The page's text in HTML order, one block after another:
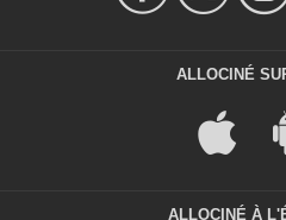
ALLOCINÉ
ALLOCINÉ À